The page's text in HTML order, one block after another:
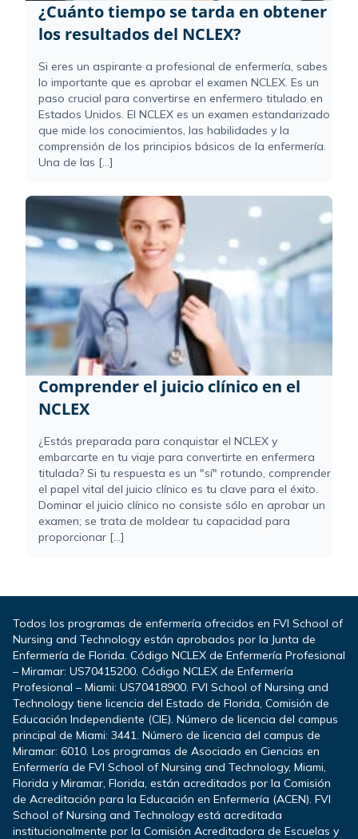
¿Cuánto tiempo se tarda en obtener
los resultados del NCLEX?
Si eres un aspirante a profesional de enfermería, sabes
lo importante que es aprobar el examen NCLEX. Es un
paso crucial para convertirse en enfermero titulado en
Estados Unidos. El NCLEX es un examen estandarizado
que mide los conocimientos, las habilidades y la
comprensión de los principios básicos de la enfermería.
Una de las [...]
Comprender el juicio clínico en el
NCLEX
¿Estás preparada para conquistar el NCLEX y
embarcarte en tu viaje para convertirte en enfermera
titulada? Si tu respuesta es un "sí" rotundo, comprender
el papel vital del juicio clínico es tu clave para el éxito.
Dominar el juicio clínico no consiste sólo en aprobar un
examen; se trata de moldear tu capacidad para
proporcionar [...]
Todos los programas de enfermería ofrecidos en FVI School of
Nursing and Technology están aprobados por la Junta de
Enfermería de Florida. Código NCLEX de Enfermería Profesional
– Miramar: US70415200. Código NCLEX de Enfermería
Profesional – Miami: US70418900. FVI School of Nursing and
Technology tiene licencia del Estado de Florida, Comisión de
Educación Independiente (CIE). Número de licencia del campus
principal de Miami: 3441. Número de licencia del campus de
Miramar: 6010. Los programas de Asociado en Ciencias en
Enfermería de FVI School of Nursing and Technology, Miami,
Florida y Miramar, Florida, están acreditados por la Comisión
de Acreditación para la Educación en Enfermería (ACEN). FVI
School of Nursing and Technology está acreditada
institucionalmente por la Comisión Acreditadora de Escuelas y